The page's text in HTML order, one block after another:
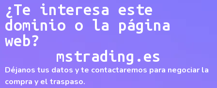
¿Te interesa este
dominio o la página
web?
mstrading.es
Déjanos tus datos y te contactaremos para negociar la
compra y el traspaso.